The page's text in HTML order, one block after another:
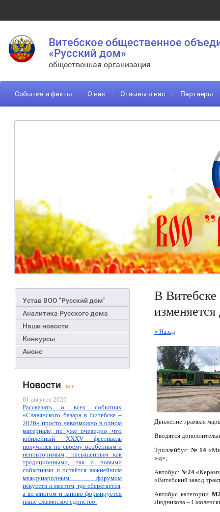
Витебское общественное
«Русский дом»
общественная организация
События и факты О нас Отзывы о нас Партнеры
Устав ВОО "Русский дом"
Аналитика Русского дома
Наши новости
Конкурсы
Анонс
Новости
все
01 августа 2026
Рассказать о всех событиях
«Славянского базара в Витебске –
2026» просто невозможно в одном
материале, но уже очевидно, что
юбилейный XXXV фестиваль
получился по своему особенным и
неповторимым, насыщенным как
традиционными, так и новыми
событиями и остаётся важнейшим
международным форумом
искусств и местом, где сберегается,
а во многом и заново формируется
наше славянское единство.
В Витебске
« Назад
Движение трамвая
Вводятся
Троллейбус: № 14
з-д»;
Автобус:№24
«Витебский завод
Автобус категории
Людникова –